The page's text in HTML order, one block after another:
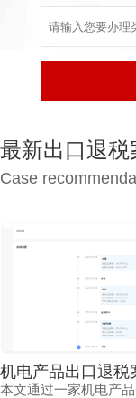
最新出口退税
Case